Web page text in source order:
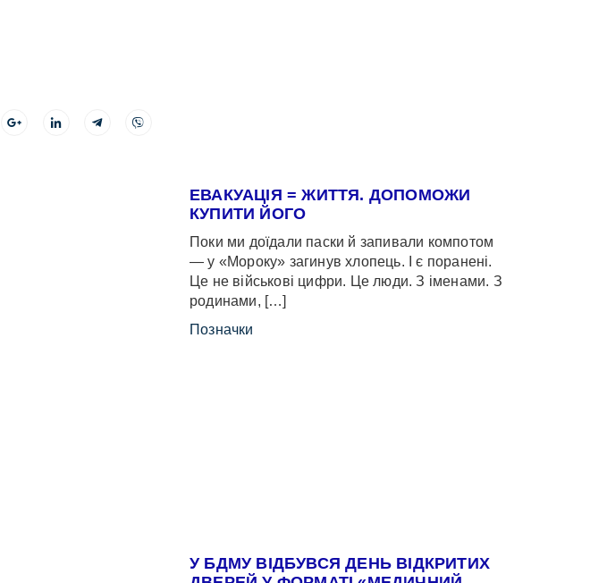
ЕВАКУАЦІЯ = ЖИТТЯ. ДОПОМОЖИ
КУПИТИ ЙОГО
Поки ми доїдали паски й запивали компотом
— у «Мороку» загинув хлопець. І є поранені.
Це не військові цифри. Це люди. З іменами. З
родинами, […]
Позначки
У БДМУ ВІДБУВСЯ ДЕНЬ ВІДКРИТИХ